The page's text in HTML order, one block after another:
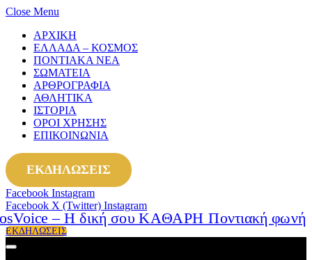
Close Menu
ΑΡΧΙΚΗ
ΕΛΛΑΔΑ – ΚΟΣΜΟΣ
ΠΟΝΤΙΑΚΑ ΝΕΑ
ΣΩΜΑΤΕΙΑ
ΑΡΘΡΟΓΡΑΦΙΑ
ΑΘΛΗΤΙΚΑ
ΙΣΤΟΡΙΑ
ΟΡΟΙ ΧΡΗΣΗΣ
ΕΠΙΚΟΙΝΩΝΙΑ
ΕΚΔΗΛΩΣΕΙΣ
Facebook Instagram
Facebook X (Twitter) Instagram
ΕΚΔΗΛΩΣΕΙΣ